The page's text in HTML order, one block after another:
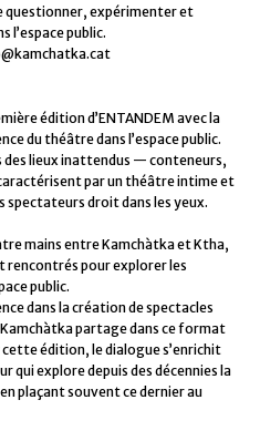
questionner, expérimenter et
l’espace public.
édition d’ENTANDEM avec la
du théâtre dans l’espace public.
des lieux inattendus — conteneurs,
par un théâtre intime et
spectateurs droit dans les yeux.
mains entre Kamchàtka et Ktha,
rencontrés pour explorer les
public.
dans la création de spectacles
partage dans ce format
édition, le dialogue s’enrichit
qui explore depuis des décennies la
plaçant souvent ce dernier au